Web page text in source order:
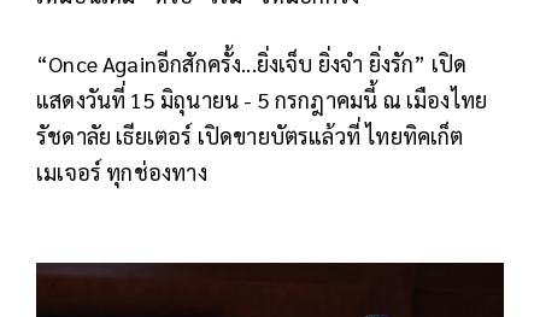
“Once Againอีกสักครั้ง...ยิ่งเจ็บ ยิ่งจำ ยิ่งรัก” เปิด
แสดงวันที่ 15 มิถุนายน - 5 กรกฎาคมนี้ ณ เมืองไทย
รัชดาลัย เธียเตอร์ เปิดขายบัตรแล้วที่ ไทยทิคเก็ต
เมเจอร์ ทุกช่องทาง